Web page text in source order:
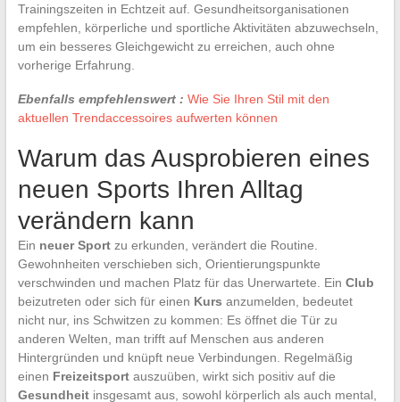
Trainingszeiten in Echtzeit auf. Gesundheitsorganisationen
empfehlen, körperliche und sportliche Aktivitäten abzuwechseln,
um ein besseres Gleichgewicht zu erreichen, auch ohne
vorherige Erfahrung.
Ebenfalls empfehlenswert : Wie Sie Ihren Stil mit den
aktuellen Trendaccessoires aufwerten können
Warum das Ausprobieren eines
neuen Sports Ihren Alltag
verändern kann
Ein neuer Sportzu erkunden, verändert die Routine.
Gewohnheiten verschieben sich, Orientierungspunkte
verschwinden und machen Platz für das Unerwartete. Ein Club
beizutreten oder sich für einen Kurs anzumelden, bedeutet
nicht nur, ins Schwitzen zu kommen: Es öffnet die Tür zu
anderen Welten, man trifft auf Menschen aus anderen
Hintergründen und knüpft neue Verbindungen. Regelmäßig
einen Freizeitsportauszuüben, wirkt sich positiv auf die
Gesundheitinsgesamt aus, sowohl körperlich als auch mental,